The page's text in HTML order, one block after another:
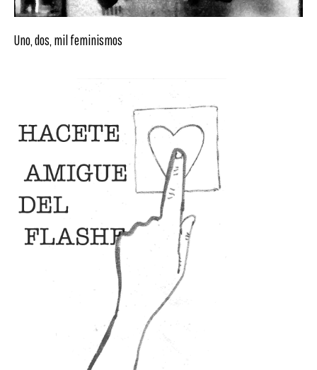
Uno, dos, mil feminismos